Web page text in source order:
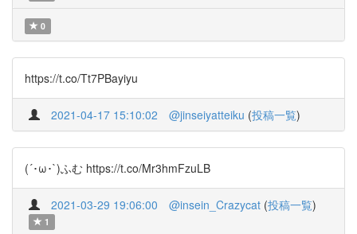
0
https://t.co/Tt7PBayiyu
2021-04-17 15:10:02 @jinseiyatteiku (投稿一覧)
(´･ω･`)ふむ https://t.co/Mr3hmFzuLB
2021-03-29 19:06:00 @insein_Crazycat (投稿一覧)
1